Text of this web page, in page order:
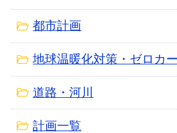
都市計画
地球温暖化対策・ゼロカ
道路・河川
計画一覧